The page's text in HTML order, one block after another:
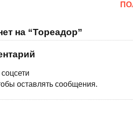
на “Тореадор”
оставлять сообщения.